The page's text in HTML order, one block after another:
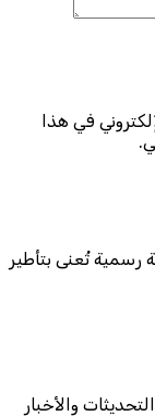
في هذا
تُعنى بتأطير
والأخبار